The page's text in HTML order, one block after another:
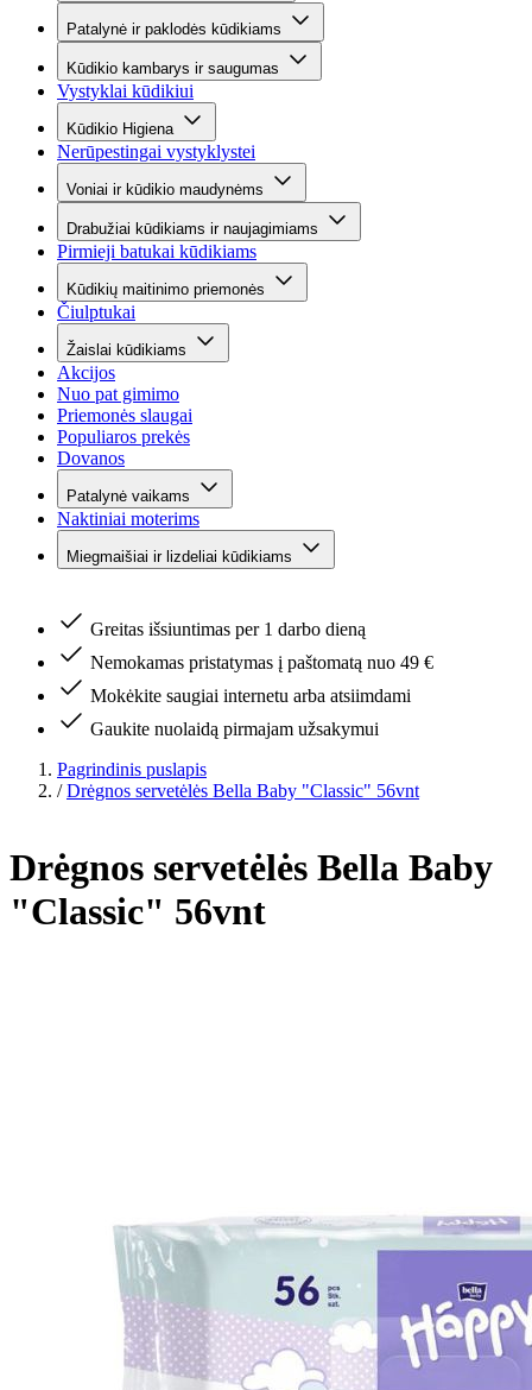
Patalynė ir paklodės kūdikiams
Kūdikio kambarys ir saugumas
Vystyklai kūdikiui
Kūdikio Higiena
Nerūpestingai vystyklystei
Voniai ir kūdikio maudynėms
Drabužiai kūdikiams ir naujagimiams
Pirmieji batukai kūdikiams
Kūdikių maitinimo priemonės
Čiulptukai
Žaislai kūdikiams
Akcijos
Nuo pat gimimo
Priemonės slaugai
Populiaros prekės
Dovanos
Patalynė vaikams
Naktiniai moterims
Miegmaišiai ir lizdeliai kūdikiams
Greitas išsiuntimas per 1 darbo dieną
Nemokamas pristatymas į paštomatą nuo 49 €
Mokėkite saugiai internetu arba atsiimdami
Gaukite nuolaidą pirmajam užsakymui
Pagrindinis puslapis
/ Drėgnos servetėlės Bella Baby "Classic" 56vnt
Drėgnos servetėlės Bella Baby
"Classic" 56vnt